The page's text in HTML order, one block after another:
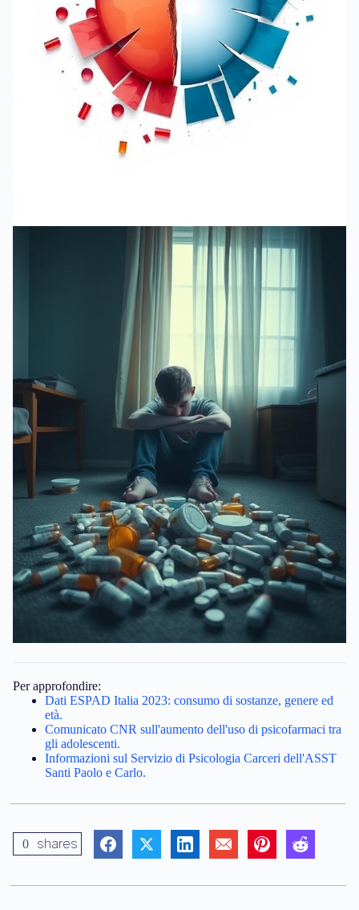
Per approfondire:
Dati ESPAD Italia 2023: consumo di sostanze, genere ed
età.
Comunicato CNR sull'aumento dell'uso di psicofarmaci tra
gli adolescenti.
Informazioni sul Servizio di Psicologia Carceri dell'ASST
Santi Paolo e Carlo.
0 shares